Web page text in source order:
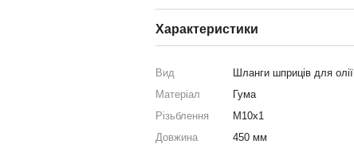
Характеристики
Вид
Шланги шприців для олії
Матеріал
Гума
Різьблення
М10х1
Довжина
450 мм